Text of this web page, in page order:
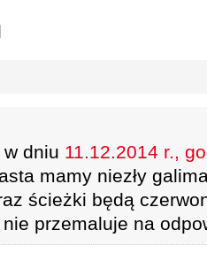
w dniu 11.12.2014 r.,
mamy niezły
ścieżki będą
przemaluje na